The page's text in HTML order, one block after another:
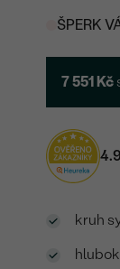
ŠPERK
7 551 Kč
kruh